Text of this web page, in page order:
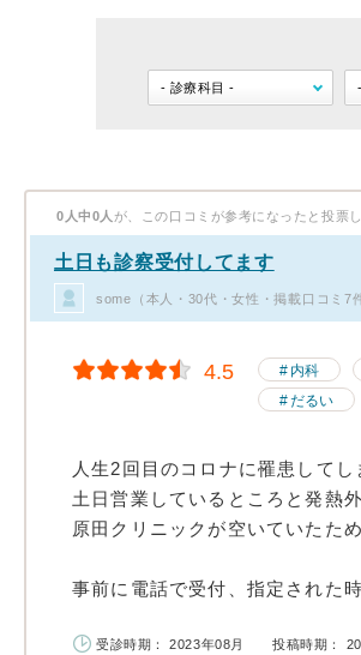
0人中0人 が、この口コミが参考になったと投票
土日も診察受付してます
some（本人・30代・女性・掲載口コミ7
4.5 内科
だるい
人生2回目のコロナに罹患して
土日営業しているところと発熱
原田クリニックが空いていたた
事前に電話で受付、指定された
受診時期： 2023年08月 投稿時期：